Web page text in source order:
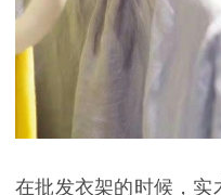
在批发衣架的时候，实